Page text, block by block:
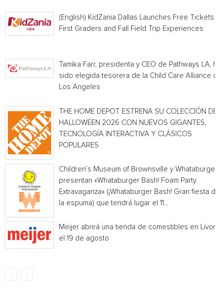
(English) KidZania Dallas Launches Free Tickets
First Graders and Fall Field Trip Experiences
Tamika Farr, presidenta y CEO de Pathways LA,
sido elegida tesorera de la Child Care Alliance of
Los Angeles
THE HOME DEPOT ESTRENA SU COLECCIÓN DE
HALLOWEEN 2026 CON NUEVOS GIGANTES,
TECNOLOGÍA INTERACTIVA Y CLÁSICOS
POPULARES
Children’s Museum of Brownsville y Whataburger
presentan «Whataburger Bash! Foam Party
Extravaganza» (¡Whataburger Bash! Gran fiesta de
la espuma) que tendrá lugar el 11...
Meijer abrirá una tienda de comestibles en
el 19 de agosto